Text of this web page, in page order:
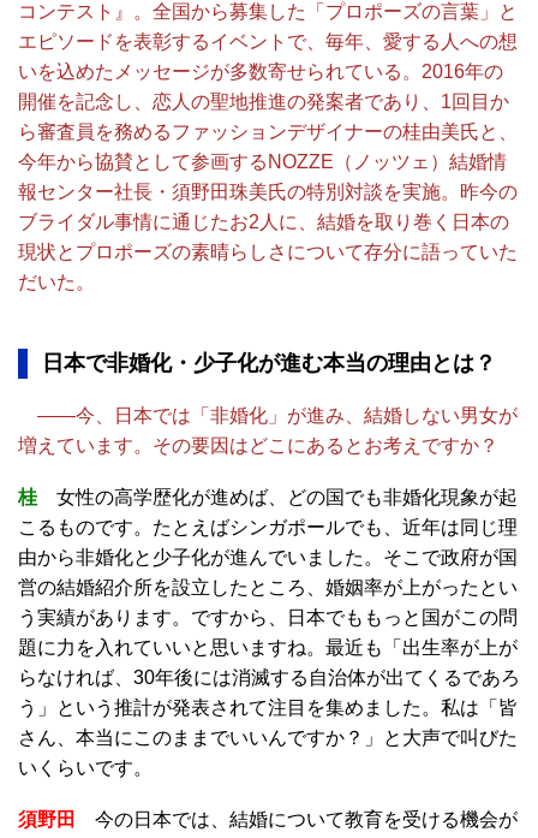
コンテスト』。全国から募集した「プロポーズの言葉」と
エピソードを表彰するイベントで、毎年、愛する人への想
いを込めたメッセージが多数寄せられている。2016年の
開催を記念し、恋人の聖地推進の発案者であり、1回目か
ら審査員を務めるファッションデザイナーの桂由美氏と、
今年から協賛として参画するNOZZE（ノッツェ）結婚情
報センター社長・須野田珠美氏の特別対談を実施。昨今の
ブライダル事情に通じたお2人に、結婚を取り巻く日本の
現状とプロポーズの素晴らしさについて存分に語っていた
だいた。
日本で非婚化・少子化が進む本当の理由とは？
――今、日本では「非婚化」が進み、結婚しない男女が
増えています。その要因はどこにあるとお考えですか？
桂 女性の高学歴化が進めば、どの国でも非婚化現象が起
こるものです。たとえばシンガポールでも、近年は同じ理
由から非婚化と少子化が進んでいました。そこで政府が国
営の結婚紹介所を設立したところ、婚姻率が上がったとい
う実績があります。ですから、日本でももっと国がこの問
題に力を入れていいと思いますね。最近も「出生率が上が
らなければ、30年後には消滅する自治体が出てくるであろ
う」という推計が発表されて注目を集めました。私は「皆
さん、本当にこのままでいいんですか？」と大声で叫びた
いくらいです。
須野田
今の日本では、結婚について教育を受ける機会が